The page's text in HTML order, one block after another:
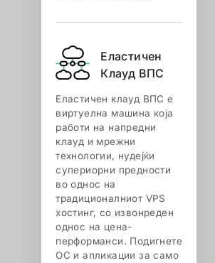
Еластичен
Клауд ВПС
Еластичен клауд ВПС е
виртуелна машина која
работи на напредни
клауд и мрежни
технологии, нудејќи
супериорни предности
во однос на
традиционалниот VPS
хостинг, со извонреден
однос на цена-
перформанси. Подигнете
ОС и апликации за само